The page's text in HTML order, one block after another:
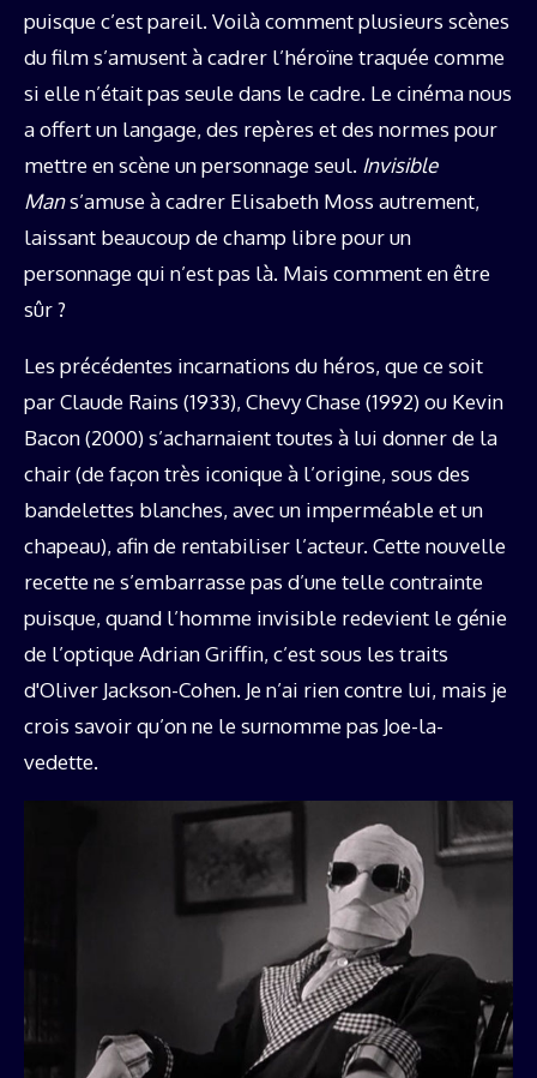
puisque c’est pareil. Voilà comment plusieurs scènes
du film s’amusent à cadrer l’héroïne traquée comme
si elle n’était pas seule dans le cadre. Le cinéma nous
a offert un langage, des repères et des normes pour
mettre en scène un personnage seul. Invisible
Mans’amuse à cadrer Elisabeth Moss autrement,
laissant beaucoup de champ libre pour un
personnage qui n’est pas là. Mais comment en être
sûr ?
Les précédentes incarnations du héros, que ce soit
par Claude Rains (1933), Chevy Chase (1992) ou Kevin
Bacon (2000) s’acharnaient toutes à lui donner de la
chair (de façon très iconique à l’origine, sous des
bandelettes blanches, avec un imperméable et un
chapeau), afin de rentabiliser l’acteur. Cette nouvelle
recette ne s’embarrasse pas d’une telle contrainte
puisque, quand l’homme invisible redevient le génie
de l’optique Adrian Griffin, c’est sous les traits
d'Oliver Jackson-Cohen. Je n’ai rien contre lui, mais je
crois savoir qu’on ne le surnomme pas Joe-la-
vedette.